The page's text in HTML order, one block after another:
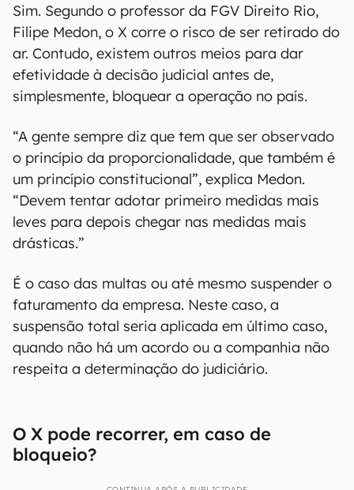
Sim. Segundo o professor da FGV Direito Rio,
Filipe Medon, o X corre o risco de ser retirado do
ar. Contudo, existem outros meios para dar
efetividade à decisão judicial antes de,
simplesmente, bloquear a operação no país.
“A gente sempre diz que tem que ser observado
o princípio da proporcionalidade, que também é
um princípio constitucional”, explica Medon.
“Devem tentar adotar primeiro medidas mais
leves para depois chegar nas medidas mais
drásticas.”
É o caso das multas ou até mesmo suspender o
faturamento da empresa. Neste caso, a
suspensão total seria aplicada em último caso,
quando não há um acordo ou a companhia não
respeita a determinação do judiciário.
O X pode recorrer, em caso de
bloqueio?